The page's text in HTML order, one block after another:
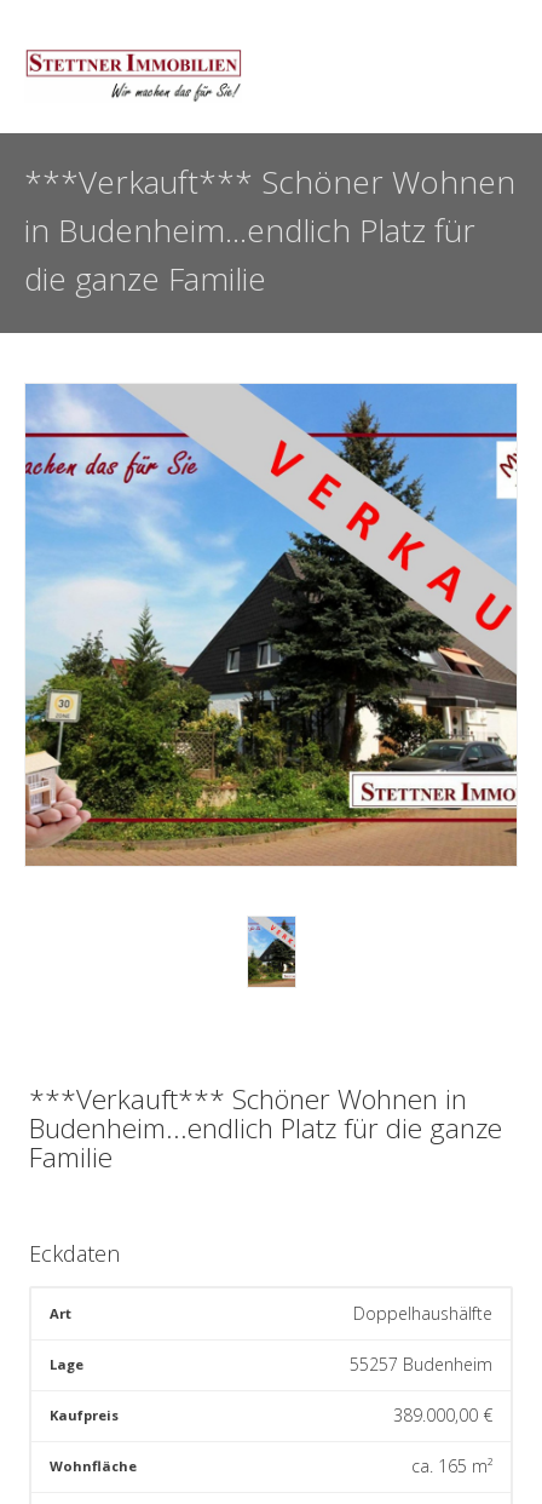
***Verkauft*** Schöner Wohnen
in Budenheim…endlich Platz für
die ganze Familie
***Verkauft*** Schöner Wohnen in
Budenheim...endlich Platz für die ganze
Familie
Eckdaten
Art Doppelhaushälfte
Lage 55257 Budenheim
Kaufpreis 389.000,00 €
Wohnfläche ca.165 m²